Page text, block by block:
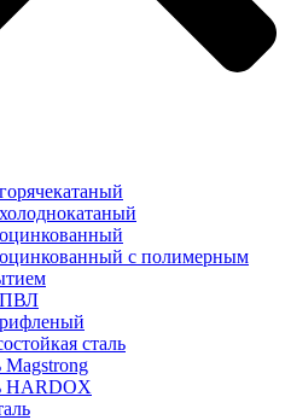
с полимерным
ПВЛ
сталь
Magstrong
HARDOX